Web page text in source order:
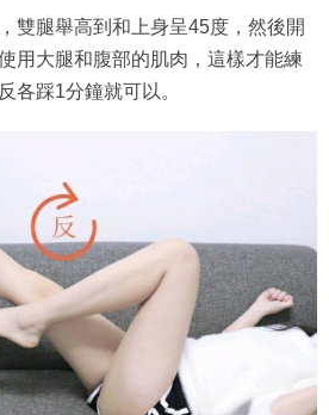
雙腿舉高到和上身呈45度，然後開
用大腿和腹部的肌肉，這樣才能練
各踩1分鐘就可以。